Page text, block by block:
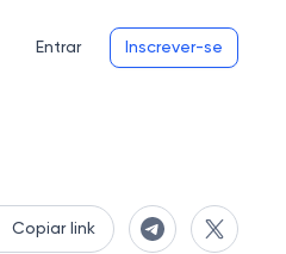
Entrar Inscrever-se
Copiar link